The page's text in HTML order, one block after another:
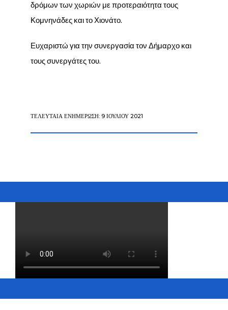
δρόμων των χωριών με προτεραιότητα τους
Κομνηνάδες και το Χιονάτο.
Ευχαριστώ για την συνεργασία τον Δήμαρχο και
τους συνεργάτες του.
ΤΕΛΕΥΤΑΊΑ ΕΝΗΜΈΡΩΣΗ: 9 ΙΟΥΛΊΟΥ 2021